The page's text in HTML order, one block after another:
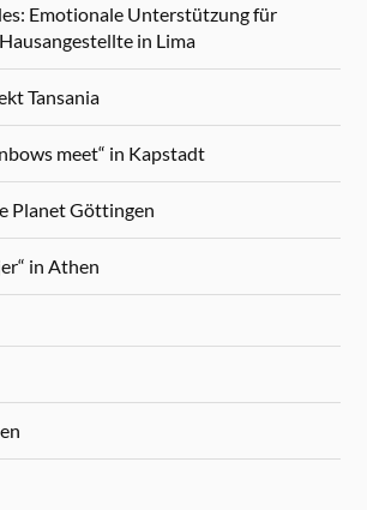
Emotionale Unterstützung für
in Lima
Tansania
meet“ in Kapstadt
Planet Göttingen
in Athen